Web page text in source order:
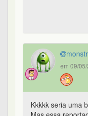
em 09/
Kkkkk seria uma